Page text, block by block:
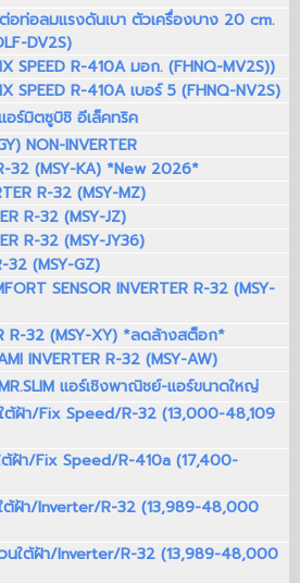
อท่อลมแรงดันเบา ตัวเครื่องบาง 20 cm.
DV2S)
SPEED R-410A มอก. (FHNQ-MV2S))
SPEED R-410A เบอร์ 5 (FHNQ-NV2S)
อร์มิตซูบิชิ อีเล็คทริค
NON-INVERTER
32 (MSY-KA) *New 2026*
R-32 (MSY-MZ)
R-32 (MSY-JZ)
R-32 (MSY-JY36)
32 (MSY-GZ)
SENSOR INVERTER R-32 (MSY-
R-32 (MSY-XY) *ลดล้างสต็อก*
INVERTER R-32 (MSY-AW)
แอร์เชิงพาณิชย์-แอร์ขนาดใหญ่
ต้ฝ้า/Fix Speed/R-32 (13,000-48,109
ต้ฝ้า/Fix Speed/R-410a (17,400-
ต้ฝ้า/Inverter/R-32 (13,989-48,000
นใต้ฝ้า/Inverter/R-32 (13,989-48,000